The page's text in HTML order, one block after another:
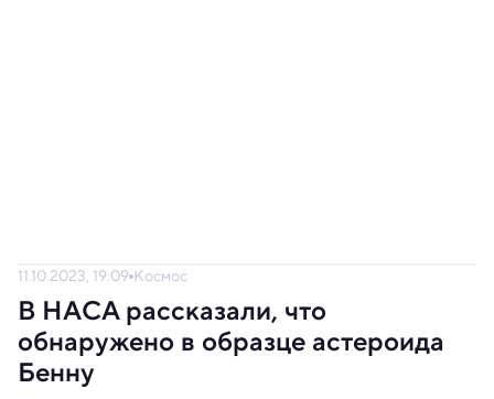
11.10.2023, 19:09 Космос
В НАСА рассказали, что
обнаружено в образце астероида
Бенну